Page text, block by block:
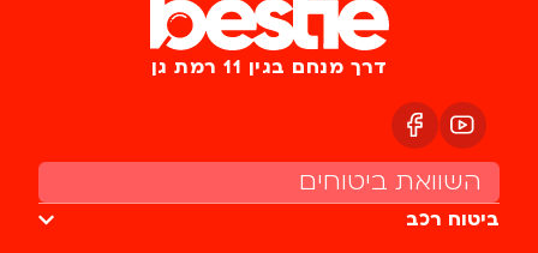
דרך מנחם בגין 11 רמת גן
השוואת ביטוחים
ביטוח רכב